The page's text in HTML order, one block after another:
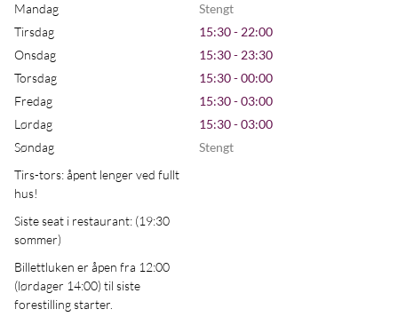
Mandag
Stengt
Tirsdag
15:30 - 22:00
Onsdag
15:30 - 23:30
Torsdag
15:30 - 00:00
Fredag
15:30 - 03:00
Lørdag
15:30 - 03:00
Søndag
Stengt
Tirs-tors: åpent lenger ved fullt
hus!
Siste seat i restaurant: (19:30
sommer)
Billettluken er åpen fra 12:00
(lørdager 14:00) til siste
forestilling starter.